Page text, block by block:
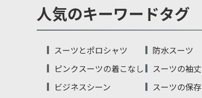
人気のキーワードタグ
スーツとポロシャツ 防水スーツ
ピンクスーツの着こなし
スーツの袖丈
ビジネスシーン
スーツの保存